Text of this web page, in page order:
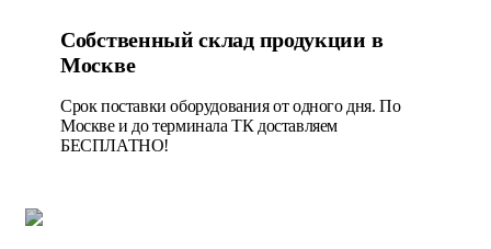
Собственный склад продукции в
Москве
Срок поставки оборудования от одного дня. По
Москве и до терминала ТК доставляем
БЕСПЛАТНО!